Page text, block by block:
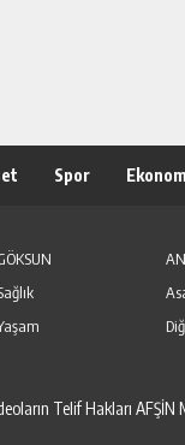
Spor
Telif Hakları